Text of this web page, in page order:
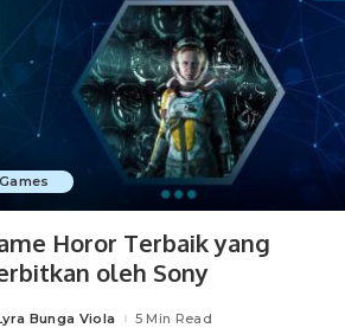
Games
Horor Terbaik yang
oleh Sony
Bunga Viola 5 Min Read